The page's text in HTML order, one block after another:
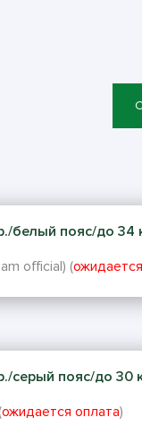
белый пояс/до 34
official) (
серый пояс/до 30
ожидается оплата)